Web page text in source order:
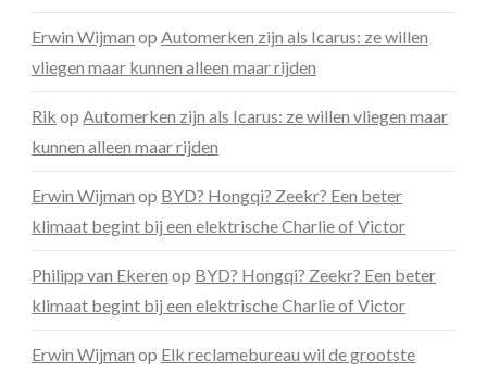
Erwin Wijman opAutomerken zijn als Icarus: ze willen
vliegen maar kunnen alleen maar rijden
Rik opAutomerken zijn als Icarus: ze willen vliegen maar
kunnen alleen maar rijden
Erwin Wijman op BYD? Hongqi? Zeekr? Een beter
klimaat begint bij een elektrische Charlie of Victor
Philipp van Ekeren op BYD? Hongqi? Zeekr? Een beter
klimaat begint bij een elektrische Charlie of Victor
Erwin Wijman op Elk reclamebureau wil de grootste